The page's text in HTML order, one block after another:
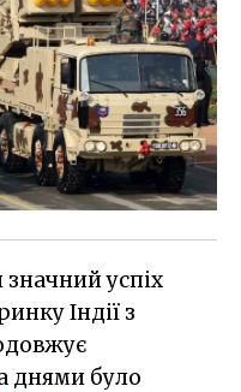
успіх
Індії з
днями було